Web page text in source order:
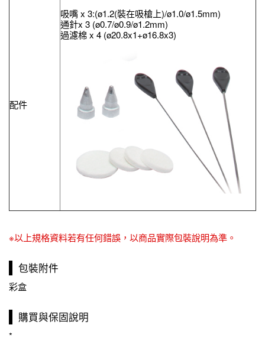
配件
吸嘴 x 3:(ø1.2(裝在吸槍上)/ø1.0/ø1.5mm)
通針x 3 (ø0.7/ø0.9/ø1.2mm)
過濾棉 x 4 (ø20.8x1+ø16.8x3)
※以上規格資料若有任何錯誤，以商品實際包裝說明為準。
包裝附件
彩盒
購買與保固說明
*